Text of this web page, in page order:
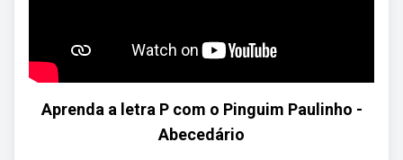
Aprenda a letra P com o Pinguim Paulinho -
Abecedário